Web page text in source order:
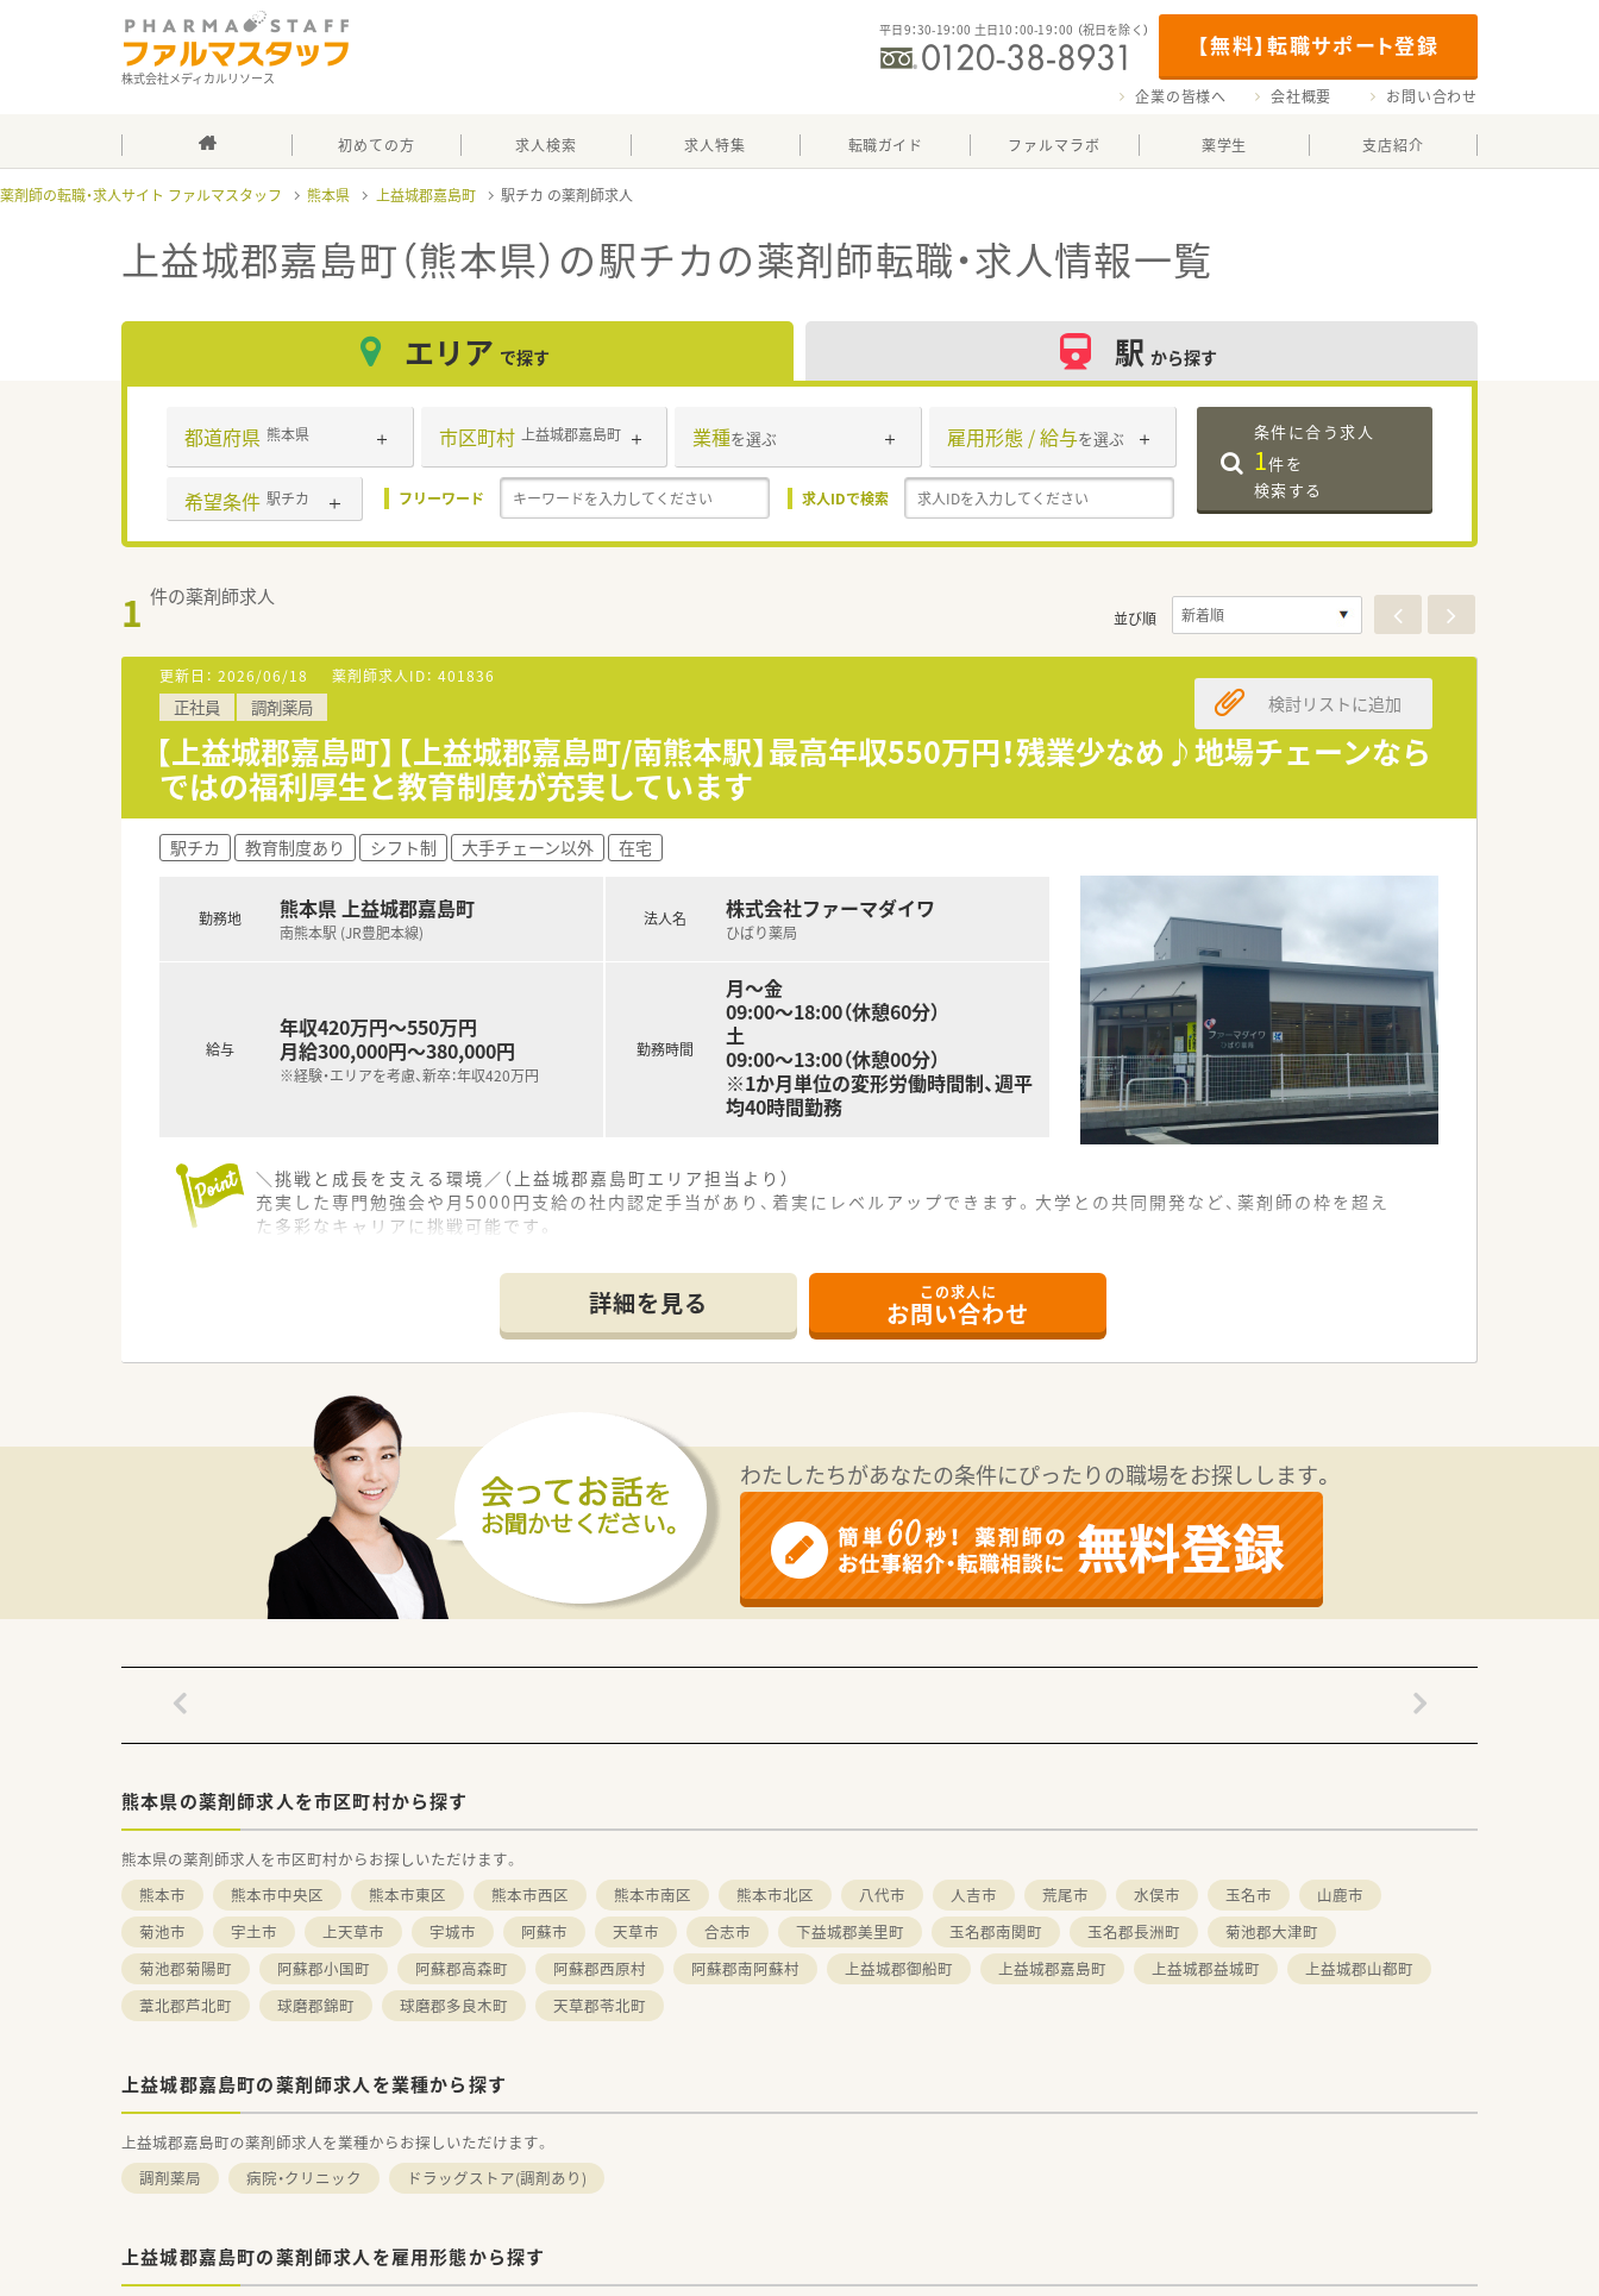
株式会社メディカルリソース
【無料】転職サポート登録
平日9：30-19：00 土日10：00-19：00 （祝日を除く）
企業の皆様へ 会社概要 お問い合わせ
初めての方 求人検索 求人特集 転職ガイド ファルマラボ 薬学生 支店紹介
薬剤師の転職・求人サイト ファルマスタッフ 熊本県 上益城郡嘉島町 駅チカ
上益城郡嘉島町（熊本県）の駅チカの薬剤師転職・求人情報一覧
エリア で探す 駅 から探す
都道府県 熊本県 市区町村 上益城郡嘉島町 業種を選ぶ 雇用形態 / 給与を選ぶ
希望条件 駅チカ フリーワード 求人IDで検索
条件に合う求人
1件を
検索する
1 件の薬剤師求人
並び順
更新日： 2026/06/18 薬剤師求人ID： 401836
正社員 調剤薬局
【上益城郡嘉島町】【上益城郡嘉島町/南熊本駅】最高年収550万円！残業少なめ♪地場チェーンなら
ではの福利厚生と教育制度が充実しています
検討リストに追加
駅チカ 教育制度あり シフト制 大手チェーン以外 在宅
勤務地 熊本県 上益城郡嘉島町
南熊本駅 (JR豊肥本線)
給与
年収420万円～550万円
月給300,000円～380,000円
※経験・エリアを考慮、新卒：年収420万円
法人名 株式会社ファーマダイワ
ひばり薬局
勤務時間
月～金
09:00～18:00（休憩60分）
土
09:00～13:00（休憩00分）
※1か月単位の変形労働時間制、週平
均40時間勤務
＼挑戦と成長を支える環境／（上益城郡嘉島町エリア担当より）
充実した専門勉強会や月5000円支給の社内認定手当があり、着実にレベルアップできます。大学との共同開発など、薬剤師の枠を超え
た多彩なキャリアに挑戦可能です。
■門前病院は急性期病院からの転院患者が多く、整形外科を中心に内科や脳神経外科など複数の科目を応需しています。
■医療機関との連携体制が大変充実しているため、薬剤師として非常に働きやすい環境が美しく整えられています。
■近隣にはスーパーや100円均一ショップがあり、毎日の終業後のお買い物にも大変便利で魅力的な立地です。
【法人特徴について】
■熊本県内を中心に多くの店舗を展開するチェーン薬局であり、地域に密着した医療の提供に貢献しています。
■東邦ホールディングス傘下のグループに属しているため、経営基盤が非常に安定しており福利厚生も充実しています。
■最新のシステムや調剤機器が各店舗に一括導入されており、業務の効率化と安全性の向上が図られている環境です。
【こんな取り組みをしています】
■月1回の定例勉強会のほかに、精神科や糖尿病といった専門領域に特化した勉強会を多数開催し知識を深めています。
■専門領域の勉強会で発表を行うなどの要件を満たすと、月額5000円の手当が支給される社内認定資格制度があります。
■地元の大学と共同で化粧品の開発を行っており、希望すれば薬剤師の枠を超えて商品の企画業務にも携わることができます。
詳細を見る この求人に
お問い合わせ
わたしたちがあなたの条件にぴったりの職場をお探しします。
熊本県の薬剤師求人を市区町村から探す
熊本県の薬剤師求人を市区町村からお探しいただけます。
熊本市
熊本市中央区 熊本市東区 熊本市西区 熊本市南区 熊本市北区 八代市 人吉市 荒尾市 水俣市 玉名市
山鹿市
菊池市
宇土市 上天草市 宇城市 阿蘇市 天草市 合志市 下益城郡美里町 玉名郡南関町 玉名郡長洲町
菊池郡大津町
菊池郡菊陽町
阿蘇郡小国町 阿蘇郡高森町 阿蘇郡西原村 阿蘇郡南阿蘇村 上益城郡御船町 上益城郡嘉島町 上益城郡益城町
上益城郡山都町
葦北郡芦北町
球磨郡錦町 球磨郡多良木町 天草郡苓北町
上益城郡嘉島町の薬剤師求人を業種から探す
上益城郡嘉島町の薬剤師求人を業種からお探しいただけます。
調剤薬局
病院・クリニック ドラッグストア(調剤あり)
上益城郡嘉島町の薬剤師求人を雇用形態から探す